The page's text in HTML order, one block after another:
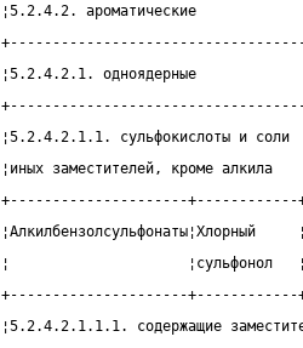
¦5.2.4.2. ароматические
¦5.2.4.2.1. одноядерные
¦5.2.4.2.1.1. сульфокислоты и соли
¦иных заместителей, кроме
+---------------------+------------
¦
+---------------------+------------
¦5.2.4.2.1.1.1. содержащие